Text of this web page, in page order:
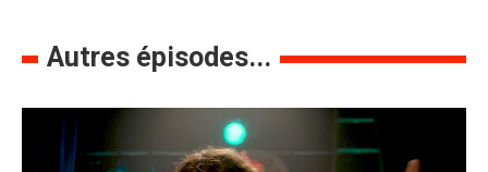
Autres épisodes...